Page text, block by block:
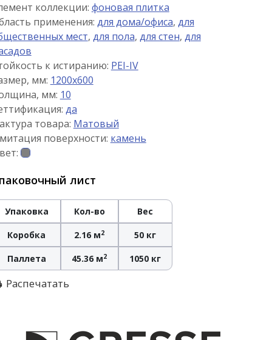
коллекции: фоновая плитка
применения: для дома/офиса, для
мест, для пола, для стен, для
к истиранию: PEI-IV
мм: 1200x600
мм: 10
да
товара: Матовый
поверхности: камень
лист
Упаковка Кол-во Вес
Коробка 2.16 м2 50 кг
Паллета 45.36 м2 1050 кг
Распечатать